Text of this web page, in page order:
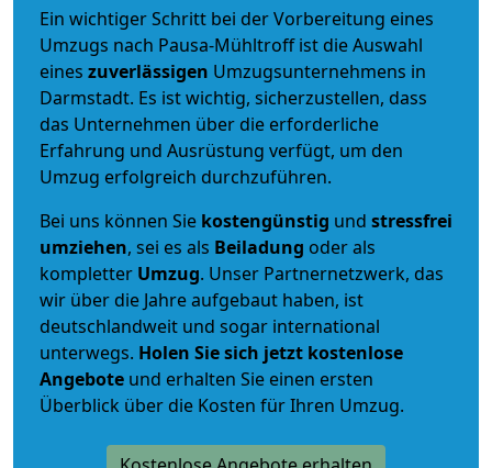
Ein wichtiger Schritt bei der Vorbereitung eines
Umzugs nach Pausa-Mühltroff ist die Auswahl
eines zuverlässigen Umzugsunternehmens in
Darmstadt. Es ist wichtig, sicherzustellen, dass
das Unternehmen über die erforderliche
Erfahrung und Ausrüstung verfügt, um den
Umzug erfolgreich durchzuführen.
Bei uns können Sie kostengünstig und stressfrei
umziehen, sei es als Beiladung oder als
kompletter Umzug. Unser Partnernetzwerk, das
wir über die Jahre aufgebaut haben, ist
deutschlandweit und sogar international
unterwegs. Holen Sie sich jetzt kostenlose
Angebote und erhalten Sie einen ersten
Überblick über die Kosten für Ihren Umzug.